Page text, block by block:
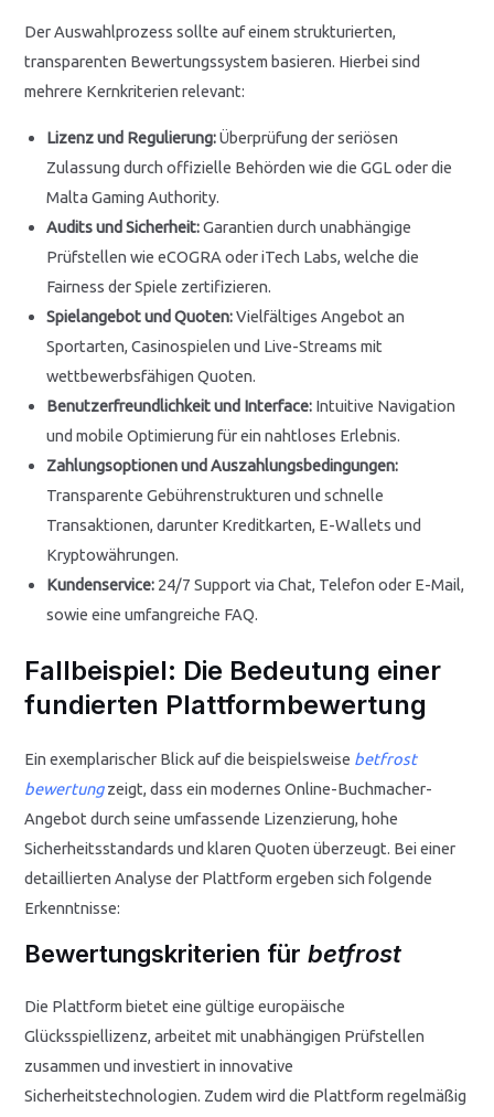
Der Auswahlprozess sollte auf einem strukturierten,
transparenten Bewertungssystem basieren. Hierbei sind
mehrere Kernkriterien relevant:
Lizenz und Regulierung:Überprüfung der seriösen
Zulassung durch offizielle Behörden wie die GGL oder die
Malta Gaming Authority.
Audits und Sicherheit:Garantien durch unabhängige
Prüfstellen wie eCOGRA oder iTech Labs, welche die
Fairness der Spiele zertifizieren.
Spielangebot und Quoten:Vielfältiges Angebot an
Sportarten, Casinospielen und Live-Streams mit
wettbewerbsfähigen Quoten.
Benutzerfreundlichkeit und Interface: Intuitive Navigation
und mobile Optimierung für ein nahtloses Erlebnis.
Zahlungsoptionen und Auszahlungsbedingungen:
Transparente Gebührenstrukturen und schnelle
Transaktionen, darunter Kreditkarten, E-Wallets und
Kryptowährungen.
Kundenservice: 24/7 Support via Chat, Telefon oder E-Mail,
sowie eine umfangreiche FAQ.
Fallbeispiel: Die Bedeutung einer
fundierten Plattformbewertung
Ein exemplarischer Blick auf die beispielsweise betfrost
bewertungzeigt, dass ein modernes Online-Buchmacher-
Angebot durch seine umfassende Lizenzierung, hohe
Sicherheitsstandards und klaren Quoten überzeugt. Bei einer
detaillierten Analyse der Plattform ergeben sich folgende
Erkenntnisse:
Bewertungskriterien fürbetfrost
Die Plattform bietet eine gültige europäische
Glücksspiellizenz, arbeitet mit unabhängigen Prüfstellen
zusammen und investiert in innovative
Sicherheitstechnologien. Zudem wird die Plattform regelmäßig